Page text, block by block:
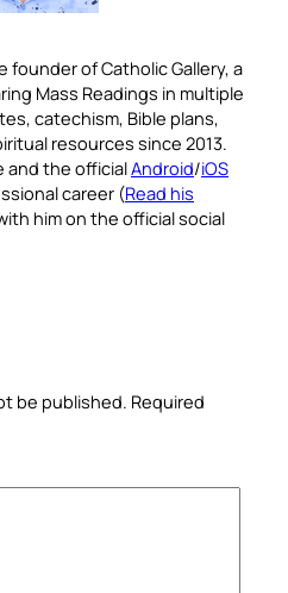
founder of Catholic Gallery, a
Mass Readings in multiple
catechism, Bible plans,
resources since 2013.
and the officialAndroid/iOS
career (Read his
him on the official social
be published. Required